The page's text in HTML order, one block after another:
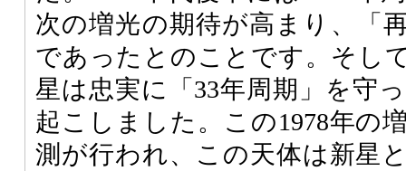
次の増光の期待が高まり、「
であったとのことです。そし
星は忠実に「33年周期」を守
起こしました。この1978年の
測が行われ、この天体は新星